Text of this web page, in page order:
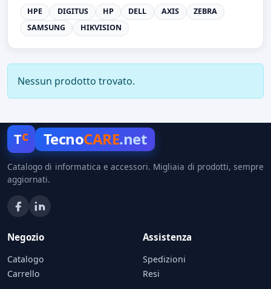
HPE DIGITUS HP DELL AXIS
ZEBRA
SAMSUNG
HIKVISION
Nessun prodotto trovato.
Tc TecnoCARE.net
Catalogo di informatica e accessori. Migliaia di prodotti, sempre
aggiornati.
Negozio
Catalogo
Carrello
Assistenza
Spedizioni
Resi